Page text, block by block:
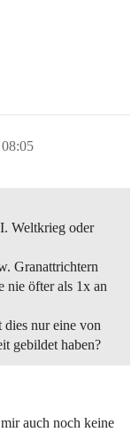
Weltkrieg oder
Granattrichtern
nie öfter als 1x an
dies nur eine von
gebildet haben?
auch noch keine